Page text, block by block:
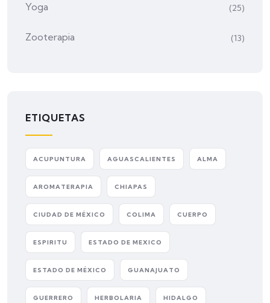
Yoga (25)
Zooterapia (13)
ETIQUETAS
ACUPUNTURA AGUASCALIENTES ALMA
AROMATERAPIA CHIAPAS
CIUDAD DE MÉXICO COLIMA CUERPO
ESPIRITU ESTADO DE MEXICO
ESTADO DE MÉXICO GUANAJUATO
GUERRERO HERBOLARIA HIDALGO